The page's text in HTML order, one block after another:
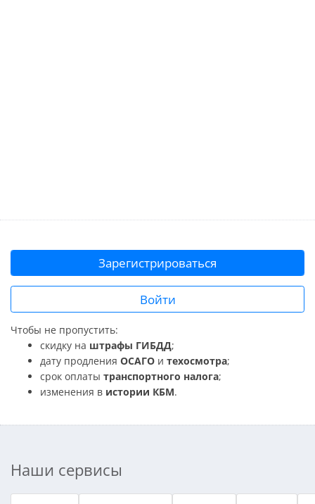
Зарегистрироваться
Войти
Чтобы не пропустить:
скидку на штрафы ГИБДД;
дату продления ОСАГО и техосмотра;
срок оплаты транспортного налога;
изменения в истории КБМ.
Наши сервисы